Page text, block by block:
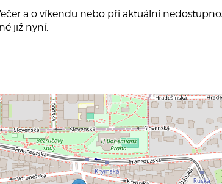
a o víkendu nebo při aktuální
již nyní.